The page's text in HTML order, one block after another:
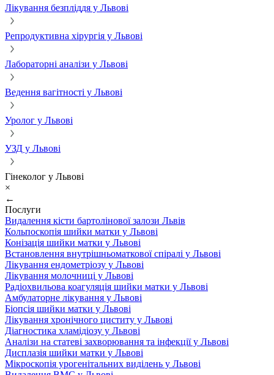
Лікування безпліддя у Львові
Репродуктивна хірургія у Львові
Лабораторні аналізи у Львові
Ведення вагітності у Львові
Уролог у Львові
УЗД у Львові
Гінеколог у Львові
×
←
Послуги
Видалення кісти бартолінової залози Львів
Кольпоскопія шийки матки у Львові
Конізація шийки матки у Львові
Встановлення внутрішньоматкової спіралі у Львові
Лікування ендометріозу у Львові
Лікування молочниці у Львові
Радіохвильова коагуляція шийки матки у Львові
Амбулаторне лікування у Львові
Біопсія шийки матки у Львові
Лікування хронічного циститу у Львові
Діагностика хламідіозу у Львові
Аналізи на статеві захворювання та інфекції у Львові
Дисплазія шийки матки у Львові
Мікроскопія урогенітальних виділень у Львові